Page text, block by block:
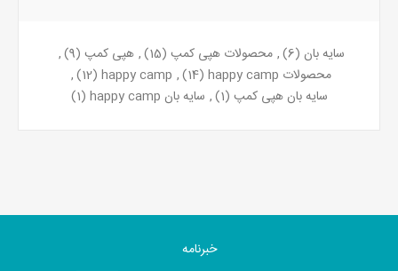
سایه بان (6)
, محصولات هپی کمپ (15)
, هپی کمپ (9)
,
محصولات happy camp
(14)
,
happy camp
(12)
,
سایه بان هپی کمپ (1)
, سایه بان happy camp (1)
خبرنامه